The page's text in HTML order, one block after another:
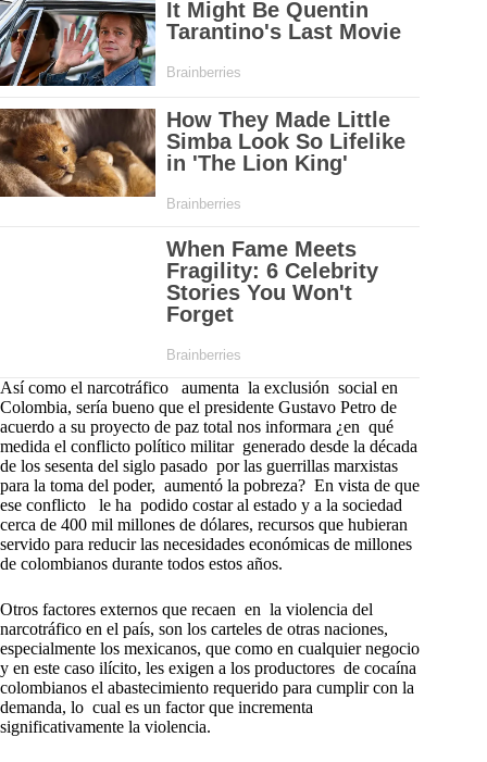
Así como el narcotráfico aumenta la exclusión social en
Colombia, sería bueno que el presidente Gustavo Petro de
acuerdo a su proyecto de paz total nos informara ¿en qué
medida el conflicto político militar generado desde la década
de los sesenta del siglo pasado por las guerrillas marxistas
para la toma del poder, aumentó la pobreza? En vista de que
ese conflicto le ha podido costar al estado y a la sociedad
cerca de 400 mil millones de dólares, recursos que hubieran
servido para reducir las necesidades económicas de millones
de colombianos durante todos estos años.
Otros factores externos que recaen en la violencia del
narcotráfico en el país, son los carteles de otras naciones,
especialmente los mexicanos, que como en cualquier negocio
y en este caso ilícito, les exigen a los productores de cocaína
colombianos el abastecimiento requerido para cumplir con la
demanda, lo cual es un factor que incrementa
significativamente la violencia.